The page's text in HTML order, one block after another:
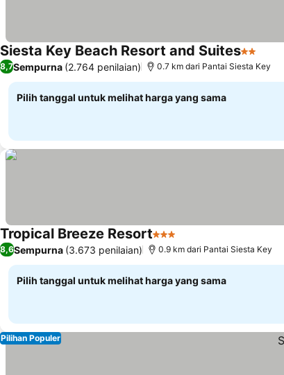
Siesta Key Beach Resort and Suites2 Bintang
8,7Sempurna (2.764 penilaian) 0.7 km dari Pantai Siesta Key
Pilih tanggal untuk melihat harga yang sama
Tropical Breeze Resort3 Bintang
8,6Sempurna (3.673 penilaian) 0.9 km dari Pantai Siesta Key
Pilih tanggal untuk melihat harga yang sama
Pilihan Populer